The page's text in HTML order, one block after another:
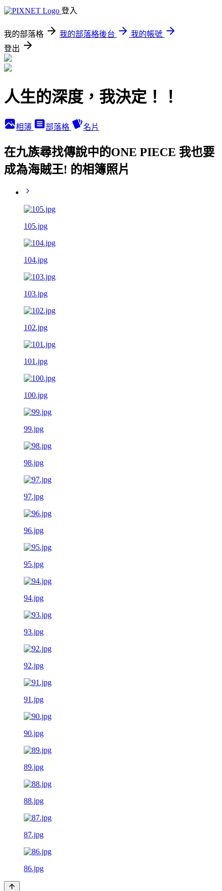
登入
我的部落格 我的部落格後台
我的帳號
登出
人生的深度，我決定！！
相簿 部落格 名片
在九族尋找傳說中的ONE PIECE 我也要
成為海賊王! 的相簿照片
105.jpg
104.jpg
103.jpg
102.jpg
101.jpg
100.jpg
99.jpg
98.jpg
97.jpg
96.jpg
95.jpg
94.jpg
93.jpg
92.jpg
91.jpg
90.jpg
89.jpg
88.jpg
87.jpg
86.jpg